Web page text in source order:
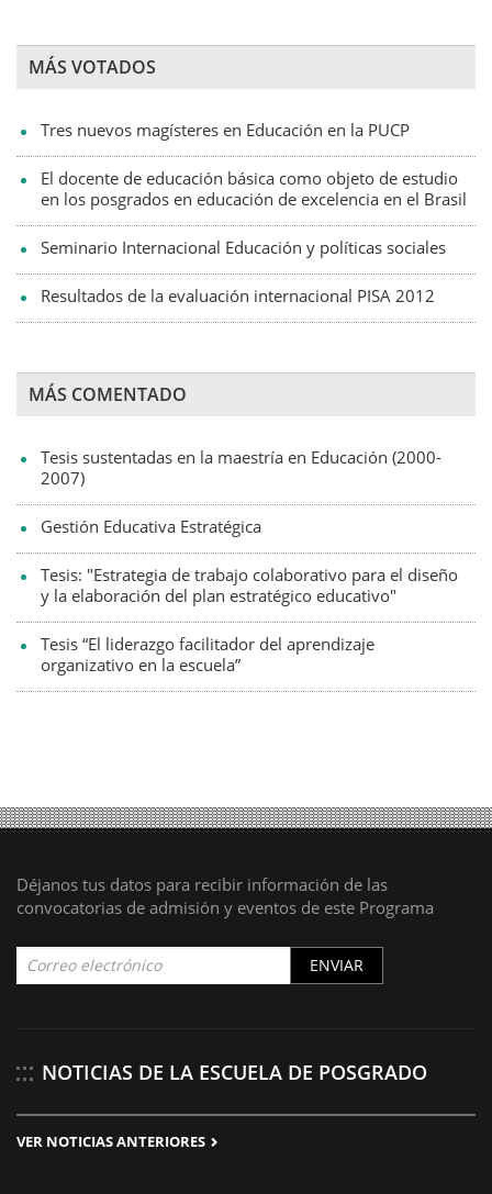
MÁS VOTADOS
Tres nuevos magísteres en Educación en la PUCP
El docente de educación básica como objeto de estudio
en los posgrados en educación de excelencia en el Brasil
Seminario Internacional Educación y políticas sociales
Resultados de la evaluación internacional PISA 2012
MÁS COMENTADO
Tesis sustentadas en la maestría en Educación (2000-
2007)
Gestión Educativa Estratégica
Tesis: "Estrategia de trabajo colaborativo para el diseño
y la elaboración del plan estratégico educativo"
Tesis “El liderazgo facilitador del aprendizaje
organizativo en la escuela”
Déjanos tus datos para recibir información de las
convocatorias de admisión y eventos de este Programa
ENVIAR
NOTICIAS DE LA ESCUELA DE POSGRADO
VER NOTICIAS ANTERIORES